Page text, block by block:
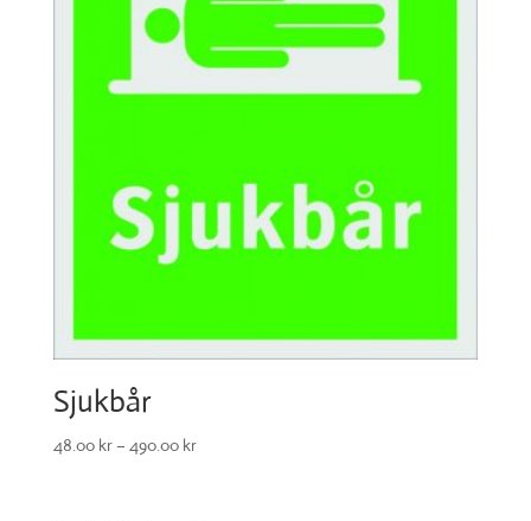
Sjukbår
48.00 kr– 490.00 kr